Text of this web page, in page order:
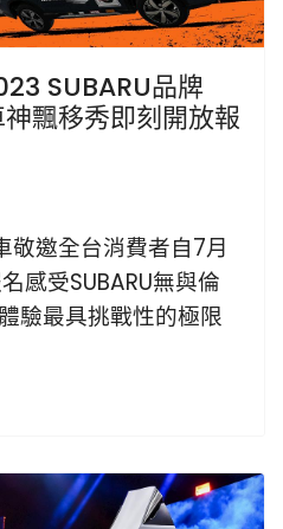
SUBARU品牌
飄移秀即刻開放報
敬邀全台消費者自7月
感受SUBARU無與倫
驗最具挑戰性的極限